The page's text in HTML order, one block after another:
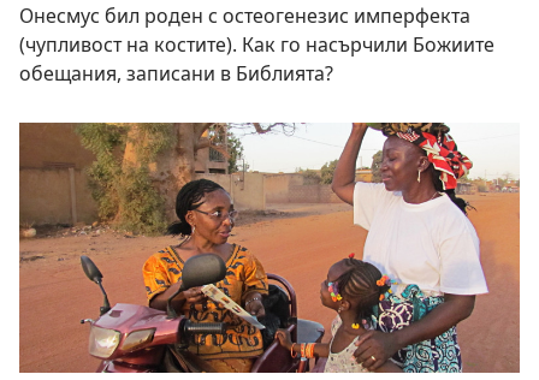
Онесмус бил роден с остеогенезис имперфекта
(чупливост на костите). Как го насърчили Божиите
обещания, записани в Библията?